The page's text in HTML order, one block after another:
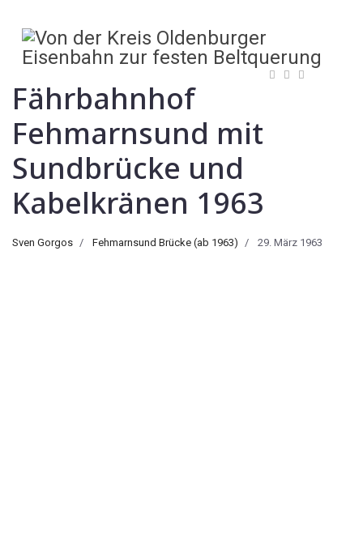
Fährbahnhof
Fehmarnsund mit
Sundbrücke und
Kabelkränen 1963
Sven Gorgos Fehmarnsund Brücke (ab 1963) 29. März 1963